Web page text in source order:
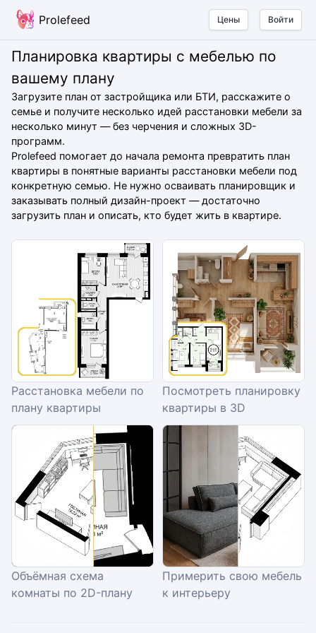
Prolefeed Цены Войти
Планировка квартиры с мебелью по
вашему плану
Загрузите план от застройщика или БТИ, расскажите о
семье и получите несколько идей расстановки мебели за
несколько минут — без черчения и сложных 3D-
программ.
Prolefeed помогает до начала ремонта превратить план
квартиры в понятные варианты расстановки мебели под
конкретную семью. Не нужно осваивать планировщик и
заказывать полный дизайн-проект — достаточно
загрузить план и описать, кто будет жить в квартире.
Расстановка мебели по
плану квартиры
Посмотреть планировку
квартиры в 3D
Объёмная схема
комнаты по 2D-плану
Примерить свою мебель
к интерьеру